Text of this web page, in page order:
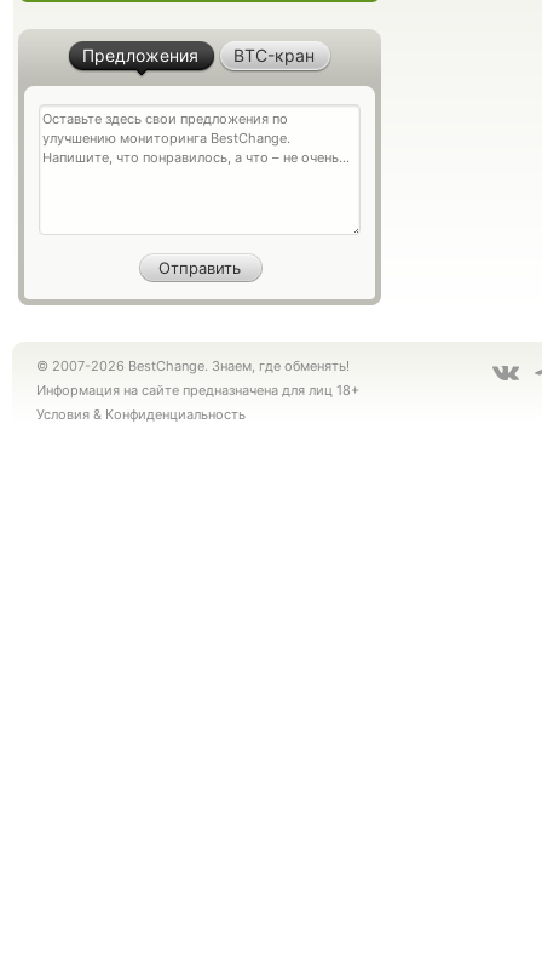
Предложения BTC-кран
© 2007-2026 BestChange. Знаем, где обменять!
Информация на сайте предназначена для лиц 18+
Условия & Конфиденциальность